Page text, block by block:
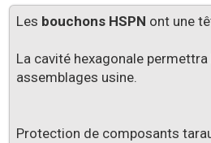
Les bouchons HSPN ont une
La cavité hexagonale
assemblages usine.
Protection de composants